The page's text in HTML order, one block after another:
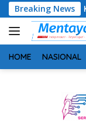
Langsung
ke
konten
Breaking News
Kejati Kalteng
HOME NASIONAL